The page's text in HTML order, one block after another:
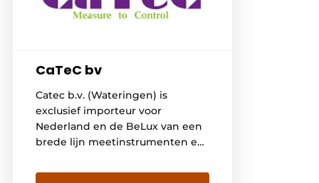
CaTeC bv
Catec b.v. (Wateringen) is
exclusief importeur voor
Nederland en de BeLux van een
brede lijn meetinstrumenten en
instrumentatie is gericht op het